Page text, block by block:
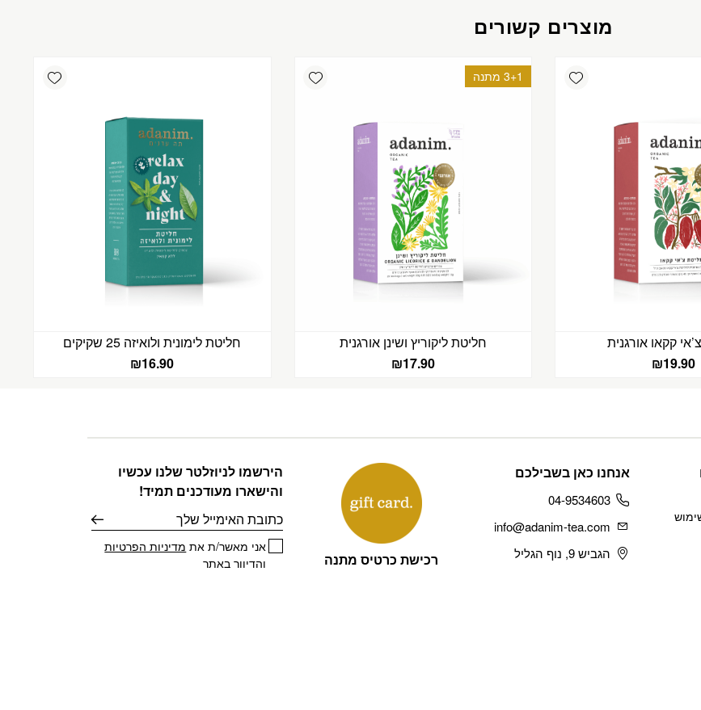
מוצרים קשורים
Add wishlist
קקאו אורגנית
₪19.90
Add wishlist 3+1 מתנה
חליטת ליקוריץ ושינן אורגנית
₪17.90
wishlist
חליטת לימונית ולואיזה 25 שקיקים
₪16.90
הירשמו לניוזלטר שלנו עכשיו
והישארו מעודכנים תמיד!
דוא׳׳ל
אני מאשר/ת את מדיניות הפרטיות
והדיוור באתר
אנחנו כאן בשבילכם
04-9534603
info@adanim-tea.com
הגביש 9, נוף הגליל
רכישת כרטיס מתנה